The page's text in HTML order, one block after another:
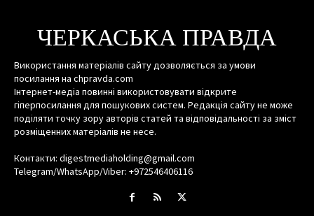
ЧЕРКАСЬКА ПРАВДА
Використання матеріалів сайту дозволяється за умови
посилання на chpravda.com
Інтернет-медіа повинні використовувати відкрите
гіперпосилання для пошукових систем. Редакція сайту не може
поділяти точку зору авторів статей та відповідальності за зміст
розміщенних матеріалів не несе.
Контакти: digestmediaholding@gmail.com
Telegram/WhatsApp/Viber: +972546406116